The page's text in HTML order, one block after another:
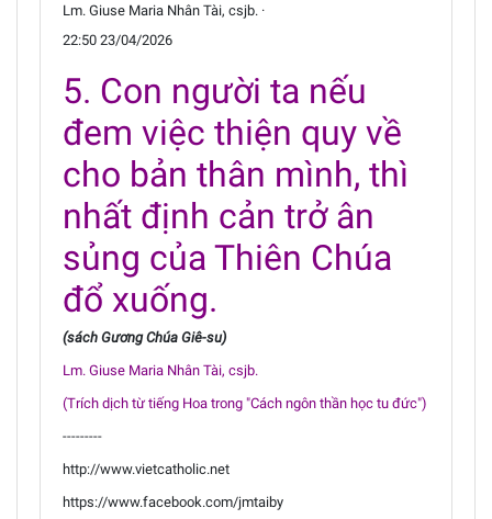
Lm. Giuse Maria Nhân Tài, csjb. ·
22:50 23/04/2026
5. Con người ta nếu
đem việc thiện quy về
cho bản thân mình, thì
nhất định cản trở ân
sủng của Thiên Chúa
đổ xuống.
(sách Gương Chúa Giê-su)
Lm. Giuse Maria Nhân Tài, csjb.
(Trích dịch từ tiếng Hoa trong "Cách ngôn thần học tu đức")
---------
http://www.vietcatholic.net
https://www.facebook.com/jmtaiby